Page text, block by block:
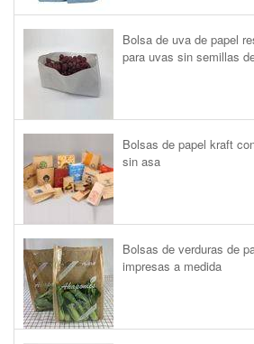
Bolsa de uva de papel
para uvas sin semillas
Bolsas de papel kraft
sin asa
Bolsas de verduras de
impresas a medida